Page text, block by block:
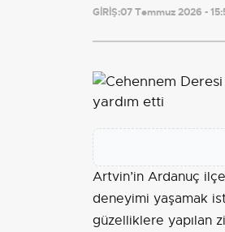
GİRİŞ:07 Temmuz 2026 -
Artvin’in Ardanuç
deneyimi yaşamak
güzelliklere yapılan